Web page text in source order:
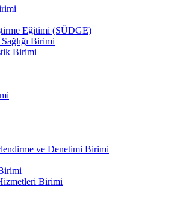
Eğitimi (SÜDGE)
Birimi
Birimi
ve Denetimi Birimi
Birimi